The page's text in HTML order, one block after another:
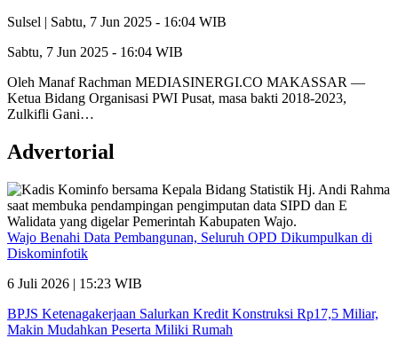
Sulsel | Sabtu, 7 Jun 2025 - 16:04 WIB
Sabtu, 7 Jun 2025 - 16:04 WIB
Oleh Manaf Rachman MEDIASINERGI.CO MAKASSAR —
Ketua Bidang Organisasi PWI Pusat, masa bakti 2018-2023,
Zulkifli Gani…
Advertorial
Wajo Benahi Data Pembangunan, Seluruh OPD Dikumpulkan di
Diskominfotik
6 Juli 2026 | 15:23 WIB
BPJS Ketenagakerjaan Salurkan Kredit Konstruksi Rp17,5 Miliar,
Makin Mudahkan Peserta Miliki Rumah